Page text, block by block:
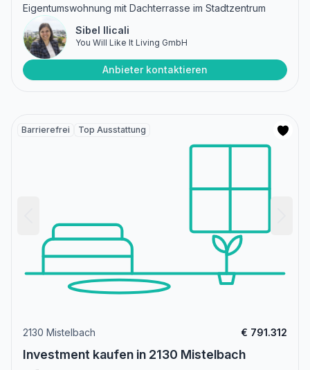
Eigentumswohnung mit Dachterrasse im Stadtzentrum
Sibel Ilicali
You Will Like It Living GmbH
Anbieter kontaktieren
Barrierefrei Top Ausstattung
2130 Mistelbach € 791.312
Investment kaufen in 2130 Mistelbach